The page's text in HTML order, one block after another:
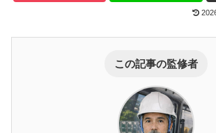
この記事の監修者